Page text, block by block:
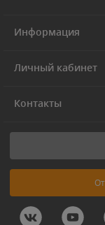
Информация
Личный кабинет
Контакты